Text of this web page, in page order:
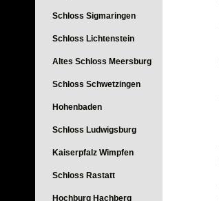
Schloss Sigmaringen
Schloss Lichtenstein
Altes Schloss Meersburg
Schloss Schwetzingen
Hohenbaden
Schloss Ludwigsburg
Kaiserpfalz Wimpfen
Schloss Rastatt
Hochburg Hachberg